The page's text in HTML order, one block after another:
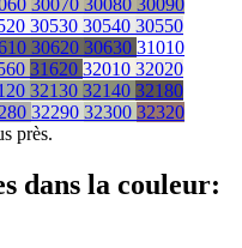
30530 30540 30550
30620 30630 31010
31620 32010 32020
32130 32140 32180
32290 32300 32320
près.
dans la couleur: